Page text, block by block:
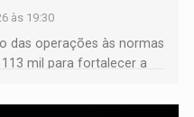
às 19:30
das operações às normas
mil para fortalecer a